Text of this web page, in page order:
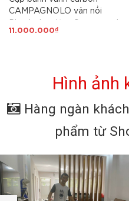
CAMPAGNOLO vân nổi
cao 5cm, căm 24/24H
11.000.000₫
Hình ảnh
Hàng ngàn
phẩm từ